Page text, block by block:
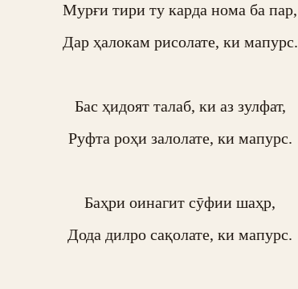
Мурғи тири ту карда нома ба пар,
Дар ҳалокам рисолате, ки мапурс.
Бас ҳидоят талаб, ки аз зулфат,
Руфта роҳи залолате, ки мапурс.
Баҳри оинагит сӯфии шаҳр,
Дода дилро сақолате, ки мапурс.